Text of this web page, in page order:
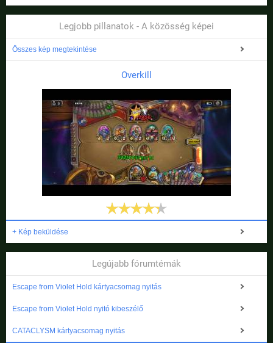
Legjobb pillanatok - A közösség képei
Összes kép megtekintése
Overkill
+ Kép beküldése
Legújabb fórumtémák
Escape from Violet Hold kártyacsomag nyitás
Escape from Violet Hold nyitó kibeszélő
CATACLYSM kártyacsomag nyitás